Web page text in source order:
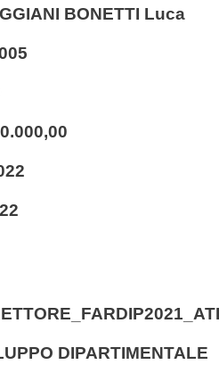
BONETTI Luca
DIPARTIMENTALE